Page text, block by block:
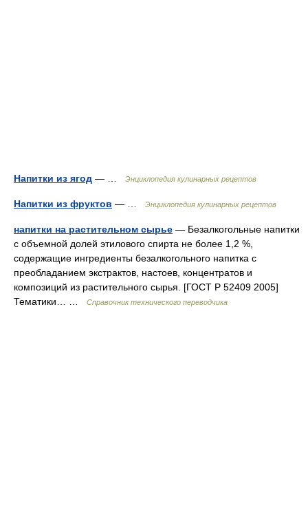
Напитки из ягод — … Энциклопедия кулинарных рецептов
Напитки из фруктов — … Энциклопедия кулинарных рецептов
напитки на растительном сырье — Безалкогольные напитки
с объемной долей этилового спирта не более 1,2 %,
содержащие ингредиенты безалкогольного напитка с
преобладанием экстрактов, настоев, концентратов и
композиций из растительного сырья. [ГОСТ Р 52409 2005]
Тематики… …
Справочник технического переводчика